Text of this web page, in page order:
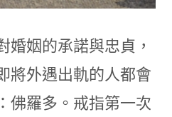
婚姻的承諾與忠貞，
將外遇出軌的人都會
佛羅多。戒指第一次